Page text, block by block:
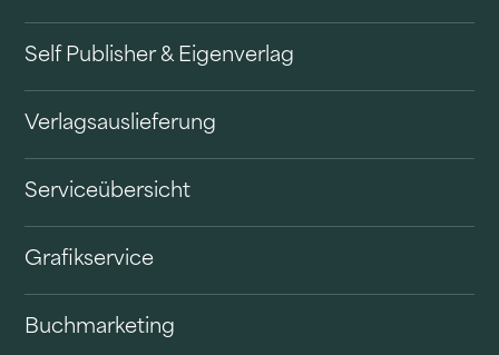
Self Publisher & Eigenverlag
Verlagsauslieferung
Serviceübersicht
Grafikservice
Buchmarketing